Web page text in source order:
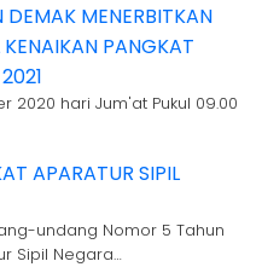
DEMAK MENERBITKAN
KENAIKAN PANGKAT
2020 hari Jum'at Pukul 09.00
APARATUR SIPIL
undang Nomor 5 Tahun
Sipil Negara…